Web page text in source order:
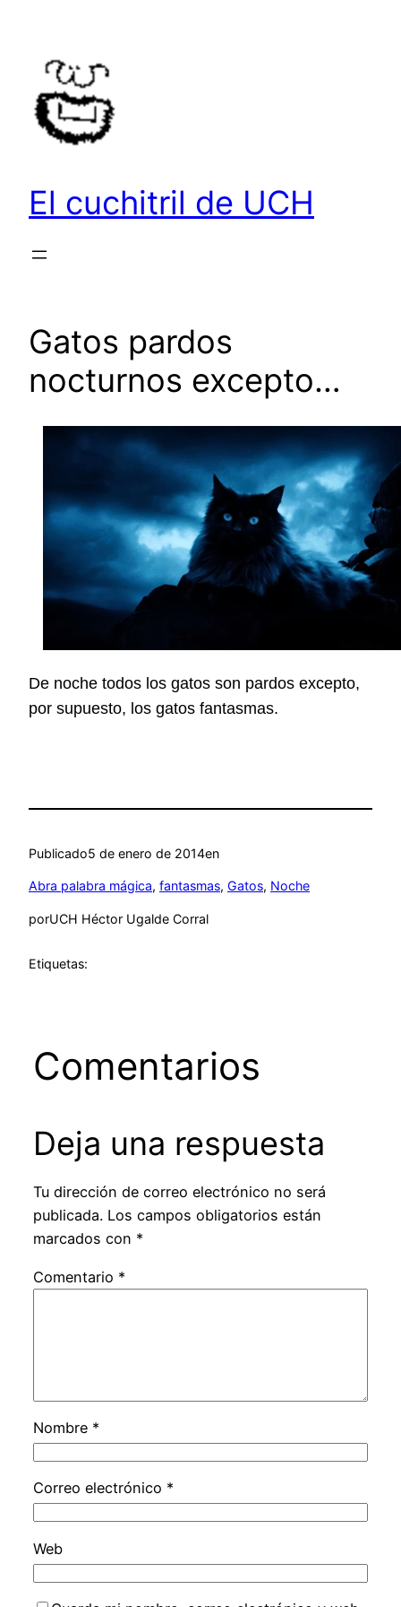
contenido
El cuchitril de UCH
Gatos pardos
nocturnos excepto…
De noche todos los gatos son pardos excepto,
por supuesto, los gatos fantasmas.
Publicado5 de enero de 2014en
Abra palabra mágica, fantasmas, Gatos, Noche
porUCH Héctor Ugalde Corral
Etiquetas:
Comentarios
Deja una respuesta
Tu dirección de correo electrónico no será
publicada. Los campos obligatorios están
marcados con *
Comentario *
Nombre *
Correo electrónico *
Web